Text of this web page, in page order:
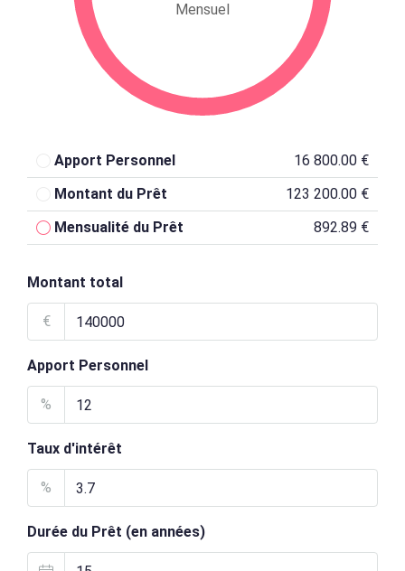
Mensuel
Apport Personnel
16 800.00 €
Montant du Prêt
123 200.00 €
Mensualité du Prêt
892.89 €
Montant total
€
Apport Personnel
%
Taux d'intérêt
%
Durée du Prêt (en années)